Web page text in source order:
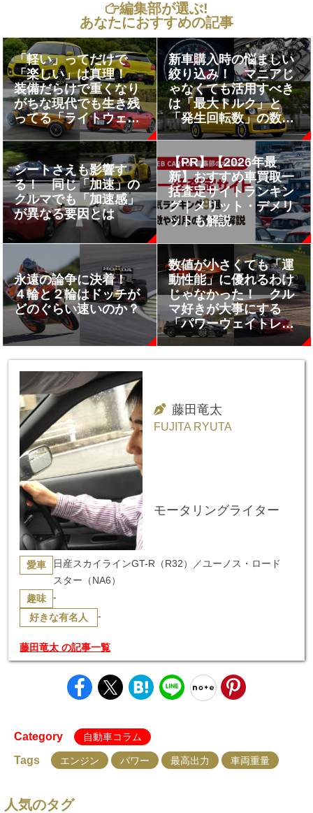
編集部が選ぶ!
あなたにおすすめの記事
「軽い」ってだけで
「楽しい」は真理！
装備だらけで重くなり
がちな現代でも生き残
ってる「ライトウェイ
ト」なクルマ４台
新車購入時の悩ましい
絞り込み！ マニアじ
ゃなくても活用すべき
は「最大トルク」と
「発生回転数」の数字
だった
シートさえも影響す
る！ 同じ「加速」の
クルマでも「加速感」
が異なる要因とは
【PR】【2026年最
新】おすすめ車買取一
括査定サイトランキン
グ｜メリット・デメリ
ットも解説
永遠の論争に決着！
４輪と２輪はドッチが
どのぐらい速いのか？
数値が小さくても「運
動性能」に優れるわけ
じゃなかった！ クル
マ好きが大事にする
「パワーウェイトレシ
オ」の落とし穴
藤田竜太
FUJITA RYUTA
モータリングライター
愛車
日産スカイラインGT-R（R32）／ユーノス・ロード
スター（NA6）
趣味 -
好きな有名人 -
藤田竜太 の記事一覧
Category 自動車コラム
Tags エンジン パワー 最高出力 車両重量
人気のタグ